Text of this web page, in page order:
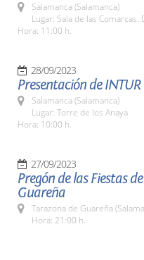
Salamanca (Salamanca)
Lugar: Sala de las Comarcas.
Hora: 11:00 h.
28/09/2023
Presentación de INTUR
Salamanca (Salamanca)
Lugar: Torre de los Anaya
Hora: 10:00 h.
27/09/2023
Pregón de las Fiestas
Guareña
Tarazona de Guareña
Hora: 21:00 h.